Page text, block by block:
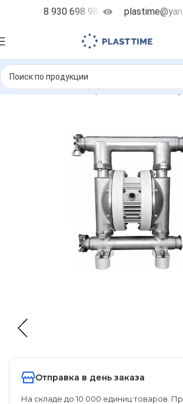
8 930 698 98 38
мембранные насосы
Отправка в день заказа
На складе до 10 000 единиц товаров.